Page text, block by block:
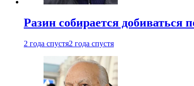
Разин собирается добиваться
2 года спустя2 года спустя